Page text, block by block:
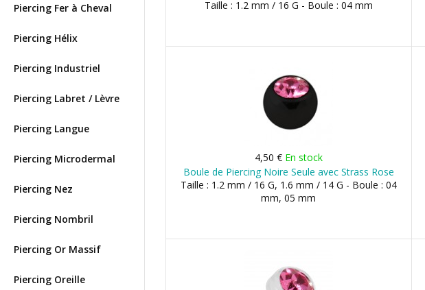
Piercing Fer à Cheval
Piercing Hélix
Piercing Industriel
Piercing Labret / Lèvre
Piercing Langue
Piercing Microdermal
Piercing Nez
Piercing Nombril
Piercing Or Massif
Piercing Oreille
Taille : 1.2 mm / 16 G - Boule : 04 mm
4,50 € En stock
Boule de Piercing Noire Seule avec Strass Rose
Taille : 1.2 mm / 16 G, 1.6 mm / 14 G - Boule : 04
mm, 05 mm